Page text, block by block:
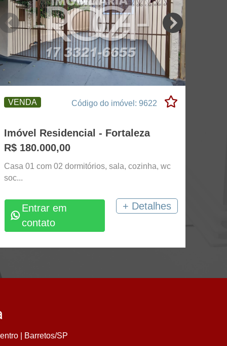
VENDA Código do imóvel: 9622
Imóvel Residencial - Fortaleza
R$ 180.000,00
Casa 01 com 02 dormitórios, sala, cozinha, wc
soc...
Entrar em
contato
+ Detalhes
| Barretos/SP